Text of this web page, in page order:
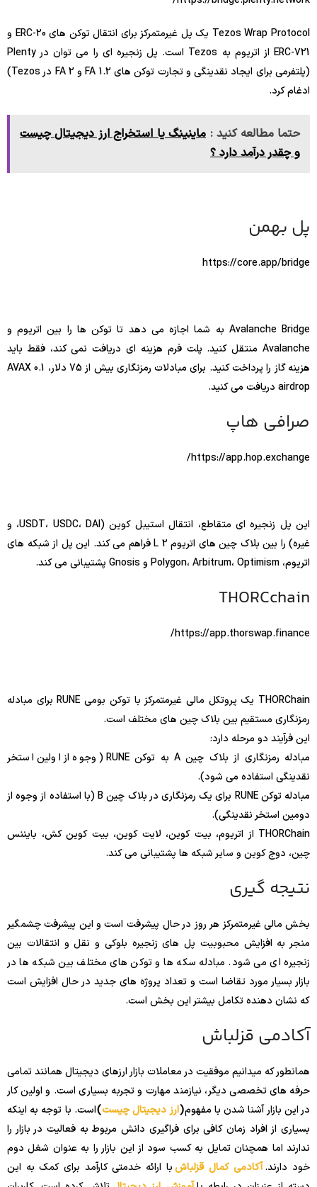
Tezos Wrap Protocol یک پل غیرمتمرکز برای انتقال توکن های ERC-20 و
ERC-721 از اتریوم به Tezos است. پل زنجیره ای را می توان در Plenty
(پلتفرمی برای ایجاد نقدینگی و تجارت توکن های FA 1.2 و FA 2 در Tezos)
ادغام کرد.
حتما مطالعه کنید : ماینینگ یا استخراج ارز دیجیتال چیست
و چقدر درآمد دارد ؟
پل بهمن
https://core.app/bridge
Avalanche Bridge به شما اجازه می دهد تا توکن ها را بین اتریوم و
Avalanche منتقل کنید. پلت فرم هزینه ای دریافت نمی کند، فقط باید
هزینه گاز را پرداخت کنید. برای مبادلات رمزنگاری بیش از 75 دلار، 0.1 AVAX
airdrop دریافت می کنید.
صرافی هاپ
https://app.hop.exchange/
این پل زنجیره ای متقاطع، انتقال استیبل کوین (USDT، USDC، DAI، و
غیره) را بین بلاک چین های اتریوم L 2 فراهم می کند. این پل از شبکه های
اتریوم، Polygon، Arbitrum، Optimism و Gnosis پشتیبانی می کند.
THORCchain
https://app.thorswap.finance/
THORChain یک پروتکل مالی غیرمتمرکز با توکن بومی RUNE برای مبادله
رمزنگاری مستقیم بین بلاک چین های مختلف است.
این فرآیند دو مرحله دارد:
مبادله رمزنگاری از بلاک چین A به توکن RUNE (وجوه از اولین استخر
نقدینگی استفاده می شود).
مبادله توکن RUNE برای یک رمزنگاری در بلاک چین B (با استفاده از وجوه از
دومین استخر نقدینگی).
THORChain از اتریوم، بیت کوین، لایت کوین، بیت کوین کش، بایننس
چین، دوج کوین و سایر شبکه ها پشتیبانی می کند.
نتیجه گیری
بخش مالی غیرمتمرکز هر روز در حال پیشرفت است و این پیشرفت چشمگیر
منجر به افزایش محبوبیت پل های زنجیره بلوکی و نقل و انتقالات بین
زنجیره ای می شود. مبادله سکه ها و توکن های مختلف بین شبکه ها در
بازار بسیار مورد تقاضا است و تعداد پروژه های جدید در حال افزایش است
که نشان دهنده تکامل بیشتر این بخش است.
آکادمی قزلباش
همانطور که میدانیم موفقیت در معاملات بازار ارزهای دیجیتال همانند تمامی
حرفه های تخصصی دیگر، نیازمند مهارت و تجربه بسیاری است. و اولین کار
در این بازار آشنا شدن با مفهوم(ارز دیجیتال چیست)است. با توجه به اینکه
بسیاری از افراد زمان کافی برای فراگیری دانش مربوط به فعالیت در بازار را
ندارند اما همچنان تمایل به کسب سود از این بازار را به عنوان شغل دوم
خود دارند.آکادمی کمال قزلباشبا ارائه خدمتی کارآمد برای کمک به این